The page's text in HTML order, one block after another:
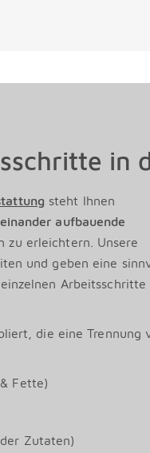
in
steht Ihnen
aufbauende
zu erleichtern. Unsere
und geben eine
Arbeitsschritte
die eine Trennung
Fette)
Zutaten)